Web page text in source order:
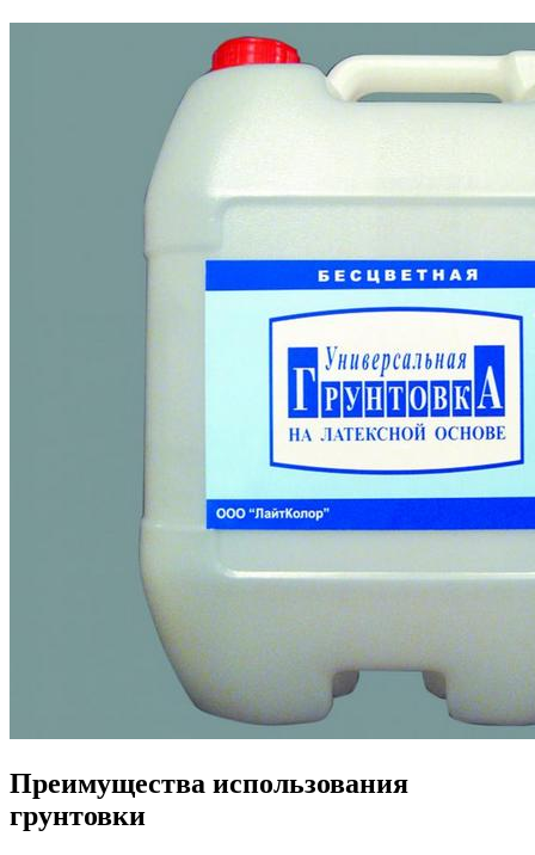
Преимущества использования
грунтовки